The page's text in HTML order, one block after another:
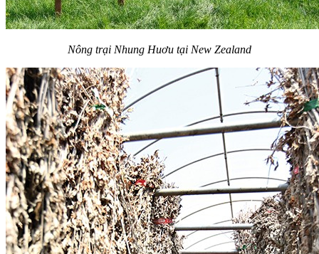
Nông trại Nhung Huơu tại New Zealand